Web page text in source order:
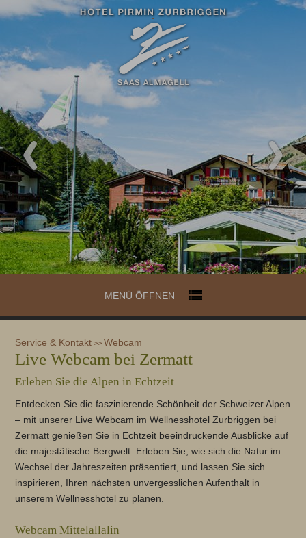
MENÜ ÖFFNEN
Service & Kontakt >> Webcam
Live Webcam bei Zermatt
Erleben Sie die Alpen in Echtzeit
Entdecken Sie die faszinierende Schönheit der Schweizer Alpen
– mit unserer Live Webcam im Wellnesshotel Zurbriggen bei
Zermatt genießen Sie in Echtzeit beeindruckende Ausblicke auf
die majestätische Bergwelt. Erleben Sie, wie sich die Natur im
Wechsel der Jahreszeiten präsentiert, und lassen Sie sich
inspirieren, Ihren nächsten unvergesslichen Aufenthalt in
unserem Wellnesshotel zu planen.
Webcam Mittelallalin